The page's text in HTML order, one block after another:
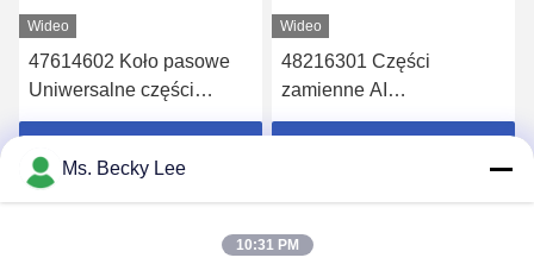
Wideo
47614602 Koło pasowe
Uniwersalne części
zamienne do maszyny Uic
Wideo
48216301 Części
zamienne AI
bezszczotkowego
Ms. Becky Lee
10:31 PM